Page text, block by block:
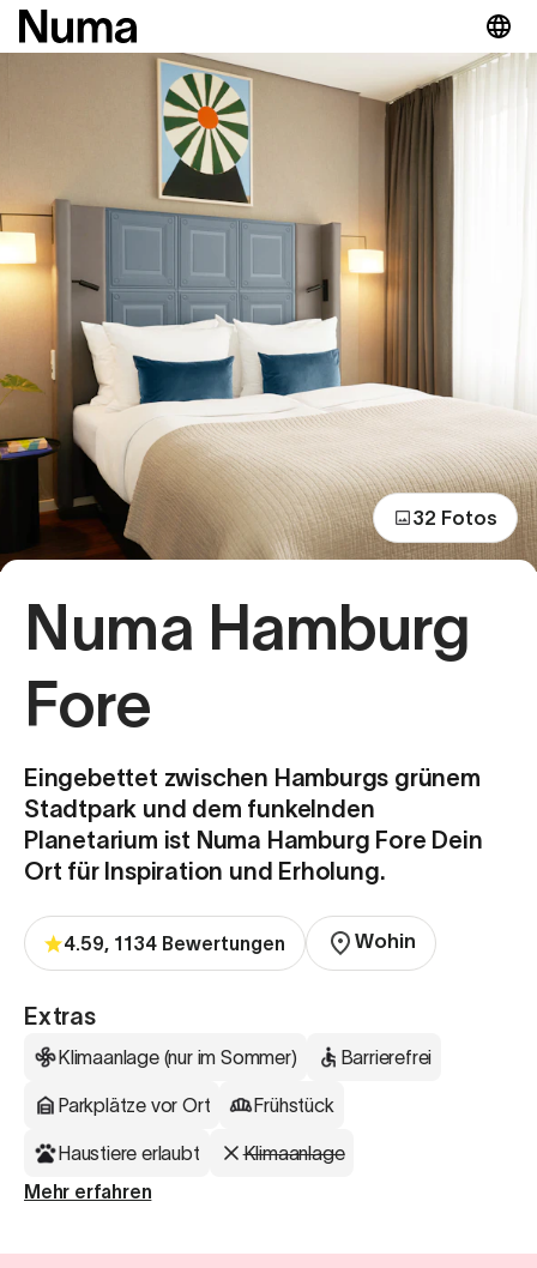
32 Fotos
Numa Hamburg
Fore
Eingebettet zwischen Hamburgs grünem
Stadtpark und dem funkelnden
Planetarium ist Numa Hamburg Fore Dein
Ort für Inspiration und Erholung.
4.59, 1134 Bewertungen Wohin
Extras
Klimaanlage (nur im Sommer) Barrierefrei
Parkplätze vor Ort Frühstück
Haustiere erlaubt
Klimaanlage
Mehr erfahren